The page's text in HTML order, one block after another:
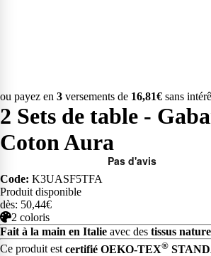
ou payez en 3 versements de 16,81€ sans
2 Sets de table -
Coton Aura
Code: K3UASF5TFA
Produit disponible
dès: 50,44€
2 coloris
Fait à la main en Italie avec des tissus
Ce produit estcertifié OEKO-TEX®